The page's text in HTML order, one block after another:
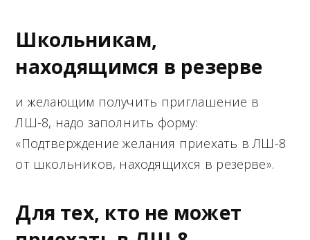
Школьникам,
находящимся в резерве
и желающим получить приглашение в
ЛШ-8, надо заполнить форму:
«Подтверждение желания приехать в ЛШ-8
от школьников, находящихся в резерве».
Для тех, кто не может